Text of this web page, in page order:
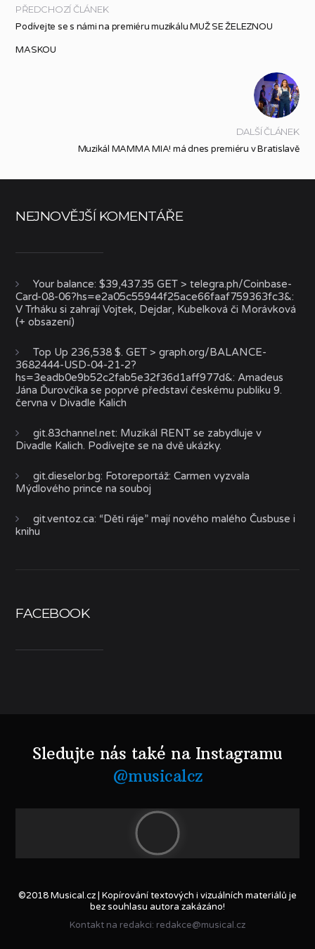
PŘEDCHOZÍ ČLÁNEK
Podívejte se s námi na premiéru muzikálu MUŽ SE ŽELEZNOU
MASKOU
DALŠÍ ČLÁNEK
Muzikál MAMMA MIA! má dnes premiéru v Bratislavě
NEJNOVĚJŠÍ KOMENTÁŘE
Your balance: $39,437.35 GET > telegra.ph/Coinbase-
Card-08-06?hs=e2a05c55944f25ace66faaf759363fc3&:
V Trháku si zahrají Vojtek, Dejdar, Kubelková či Morávková
(+ obsazení)
Top Up 236,538 $. GET > graph.org/BALANCE-
3682444-USD-04-21-2?
hs=3eadb0e9b52c2fab5e32f36d1aff977d&:Amadeus
Jána Ďurovčíka se poprvé představí českému publiku 9.
června v Divadle Kalich
git.83channel.net: Muzikál RENT se zabydluje v
Divadle Kalich. Podívejte se na dvě ukázky.
git.dieselor.bg: Fotoreportáž: Carmen vyzvala
Mýdlového prince na souboj
git.ventoz.ca: “Děti ráje” mají nového malého Čusbuse i
knihu
FACEBOOK
Sledujte nás také na Instagramu
@musicalcz
©2018 Musical.cz | Kopírování textových i vizuálních materiálů je
bez souhlasu autora zakázáno!
Kontakt na redakci: redakce@musical.cz